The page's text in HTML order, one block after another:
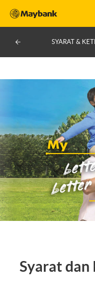
Syarat